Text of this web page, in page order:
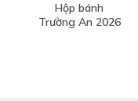
Hộp bánh
Trường An 2026